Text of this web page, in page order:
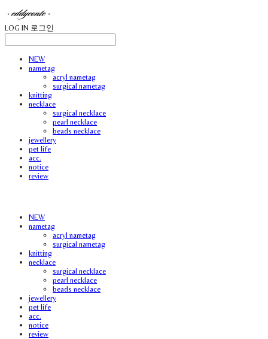
LOG IN 로그인
NEW
nametag
acryl nametag
surgical nametag
knitting
necklace
surgical necklace
pearl necklace
beads necklace
jewellery
pet life
acc.
notice
review
NEW
nametag
acryl nametag
surgical nametag
knitting
necklace
surgical necklace
pearl necklace
beads necklace
jewellery
pet life
acc.
notice
review